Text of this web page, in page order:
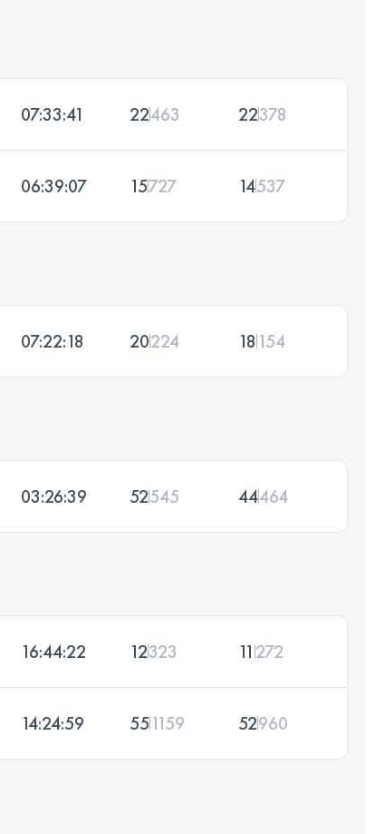
07:33:41 22463 22378
06:39:07 15727 14537
07:22:18 20224 18 154
03:26:39 52545 44464
16:44:22 12323 11 272
14:24:59 551159 52960